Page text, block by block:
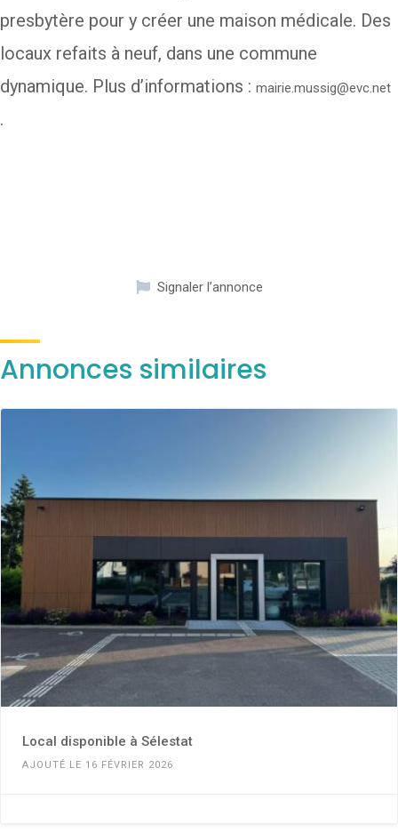
presbytère pour y créer une maison médicale. Des
locaux refaits à neuf, dans une commune
dynamique. Plus d’informations : mairie.mussig@evc.net
.
Signaler l’annonce
Annonces similaires
Local disponible à Sélestat
AJOUTÉ LE 16 FÉVRIER 2026